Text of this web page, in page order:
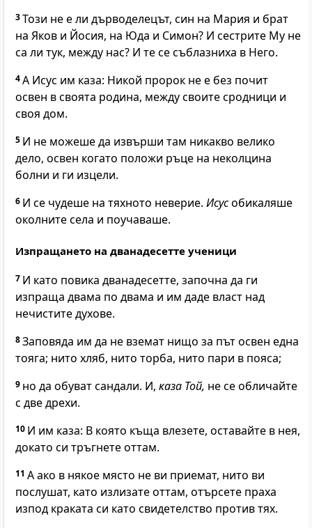
3Този не е ли дърводелецът, син на Мария и брат
на Яков и Йосия, на Юда и Симон? И сестрите Му не
са ли тук, между нас? И те се съблазниха в Него.
4А Исус им каза: Никой пророк не е без почит
освен в своята родина, между своите сродници и
своя дом.
5 И не можеше да извърши там никакво велико
дело, освен когато положи ръце на неколцина
болни и ги изцели.
6 И се чудеше на тяхното неверие. Исусобикаляше
околните села и поучаваше.
Изпращането на дванадесетте ученици
7 И като повика дванадесетте, започна да ги
изпраща двама по двама и им даде власт над
нечистите духове.
8Заповяда им да не вземат нищо за път освен една
тояга; нито хляб, нито торба, нито пари в пояса;
9 но да обуват сандали. И, каза Той, не се обличайте
с две дрехи.
10 И им каза: В която къща влезете, оставайте в нея,
докато си тръгнете оттам.
11 А ако в някое място не ви приемат, нито ви
послушат, като излизате оттам, отърсете праха
изпод краката си като свидетелство против тях.